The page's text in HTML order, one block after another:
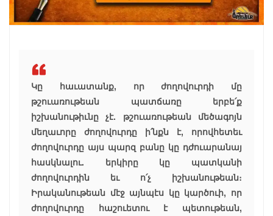
Կը հաւատանք, որ ժողովուրդի մը
թշուառութեան պատճառը երբե՛ք
իշխանութիւնը չէ. թշուառութեան մեծագոյն
մեղաւորը ժողովուրդը ի՛նքն է, որովհետեւ
ժողովուրդը այս պարզ բանը կը դժուարանայ
հասկնալու. երկիրը կը պատկանի
ժողովուրդին եւ ո՛չ իշխանութեան։
Իրականութեան մէջ այնպէս կը կարծուի, որ
ժողովուրդը հաշուետու է պետութեան,